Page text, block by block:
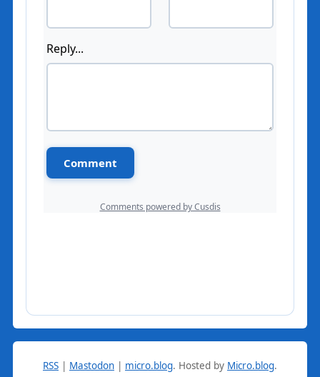
RSS | Mastodon | micro.blog. Hosted by Micro.blog.